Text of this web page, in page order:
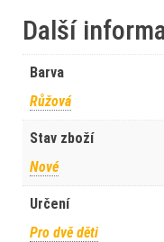
Další
Barva
Růžová
Stav zboží
Nové
Určení
Pro dvě děti